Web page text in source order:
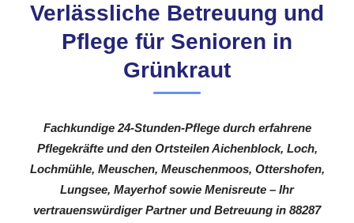
Verlässliche Betreuung und
Pflege für Senioren in
Grünkraut
Fachkundige 24-Stunden-Pflege durch erfahrene
Pflegekräfte und den Ortsteilen Aichenblock, Loch,
Lochmühle, Meuschen, Meuschenmoos, Ottershofen,
Lungsee, Mayerhof sowie Menisreute – Ihr
vertrauenswürdiger Partner und Betreuung in 88287